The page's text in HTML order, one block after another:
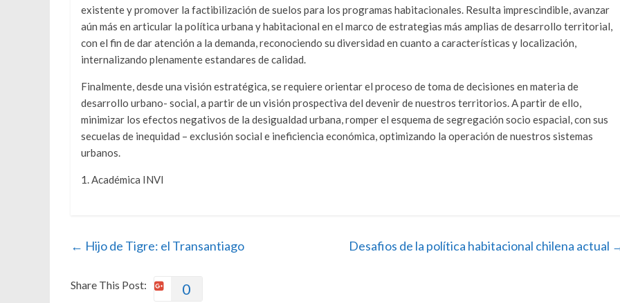
existente y promover la factibilización de suelos para los programas habitacionales. Resulta imprescindible, avanzar
aún más en articular la política urbana y habitacional en el marco de estrategias más amplias de desarrollo territorial,
con el fin de dar atención a la demanda, reconociendo su diversidad en cuanto a características y localización,
internalizando plenamente estandares de calidad.
Finalmente, desde una visión estratégica, se requiere orientar el proceso de toma de decisiones en materia de
desarrollo urbano- social, a partir de un visión prospectiva del devenir de nuestros territorios. A partir de ello,
minimizar los efectos negativos de la desigualdad urbana, romper el esquema de segregación socio espacial, con sus
secuelas de inequidad – exclusión social e ineficiencia económica, optimizando la operación de nuestros sistemas
urbanos.
1. Académica INVI
← Hijo de Tigre: el Transantiago Desafios de la política habitacional chilena actual
Share This Post: 0